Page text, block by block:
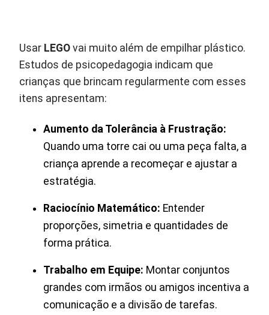
Usar LEGO vai muito além de empilhar plástico.
Estudos de psicopedagogia indicam que
crianças que brincam regularmente com esses
itens apresentam:
Aumento da Tolerância à Frustração:
Quando uma torre cai ou uma peça falta, a
criança aprende a recomeçar e ajustar a
estratégia.
Raciocínio Matemático: Entender
proporções, simetria e quantidades de
forma prática.
Trabalho em Equipe: Montar conjuntos
grandes com irmãos ou amigos incentiva a
comunicação e a divisão de tarefas.